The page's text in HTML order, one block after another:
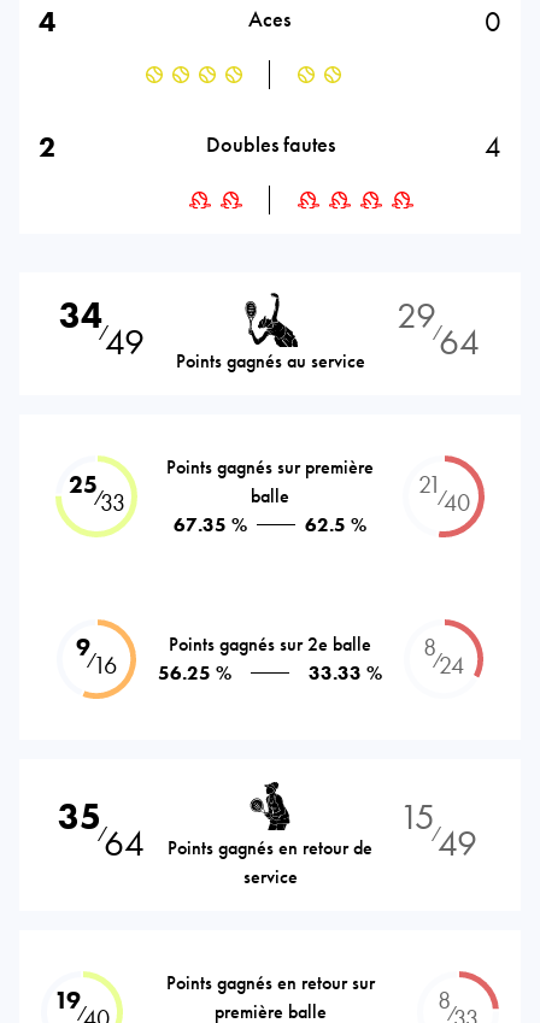
4 Aces 0
2 Doubles fautes 4
34⁄49 Points gagnés au service
29⁄64
25⁄33
Points gagnés sur première
balle
67.35 %
62.5 %
21⁄40
9⁄16
Points gagnés sur 2e balle
56.25 %
33.33 %
8⁄24
35⁄64
Points gagnés en retour de
service
15⁄49
19⁄
Points gagnés en retour sur
première balle
8⁄